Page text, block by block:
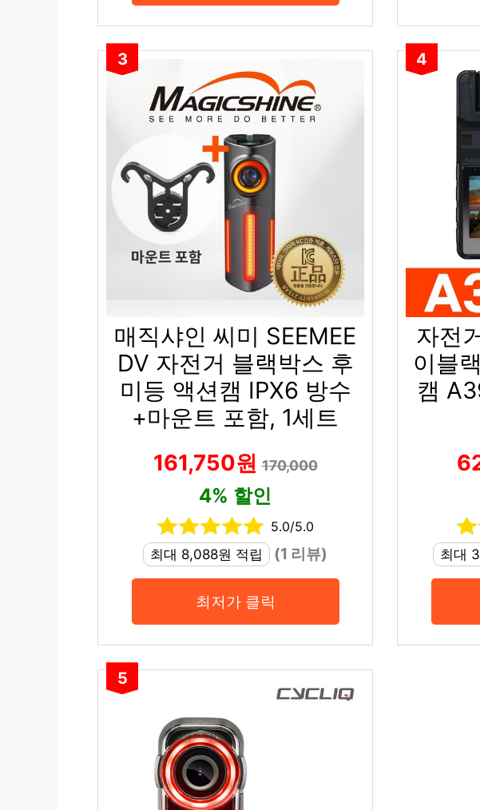
3
매직샤인 씨미 SEEMEE
DV 자전거 블랙박스 후
미등 액션캠 IPX6 방수
+마운트 포함, 1세트
161,750원170,000
4% 할인
5.0/5.0
최대 8,088원 적립
(1 리뷰)
최저가 클릭
4
자전
이블
캠
최대
5